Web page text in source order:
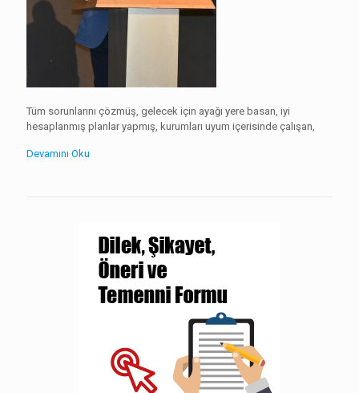
Tüm sorunlarını çözmüş, gelecek için ayağı yere basan, iyi
hesaplanmış planlar yapmış, kurumları uyum içerisinde çalışan,
Devamını Oku